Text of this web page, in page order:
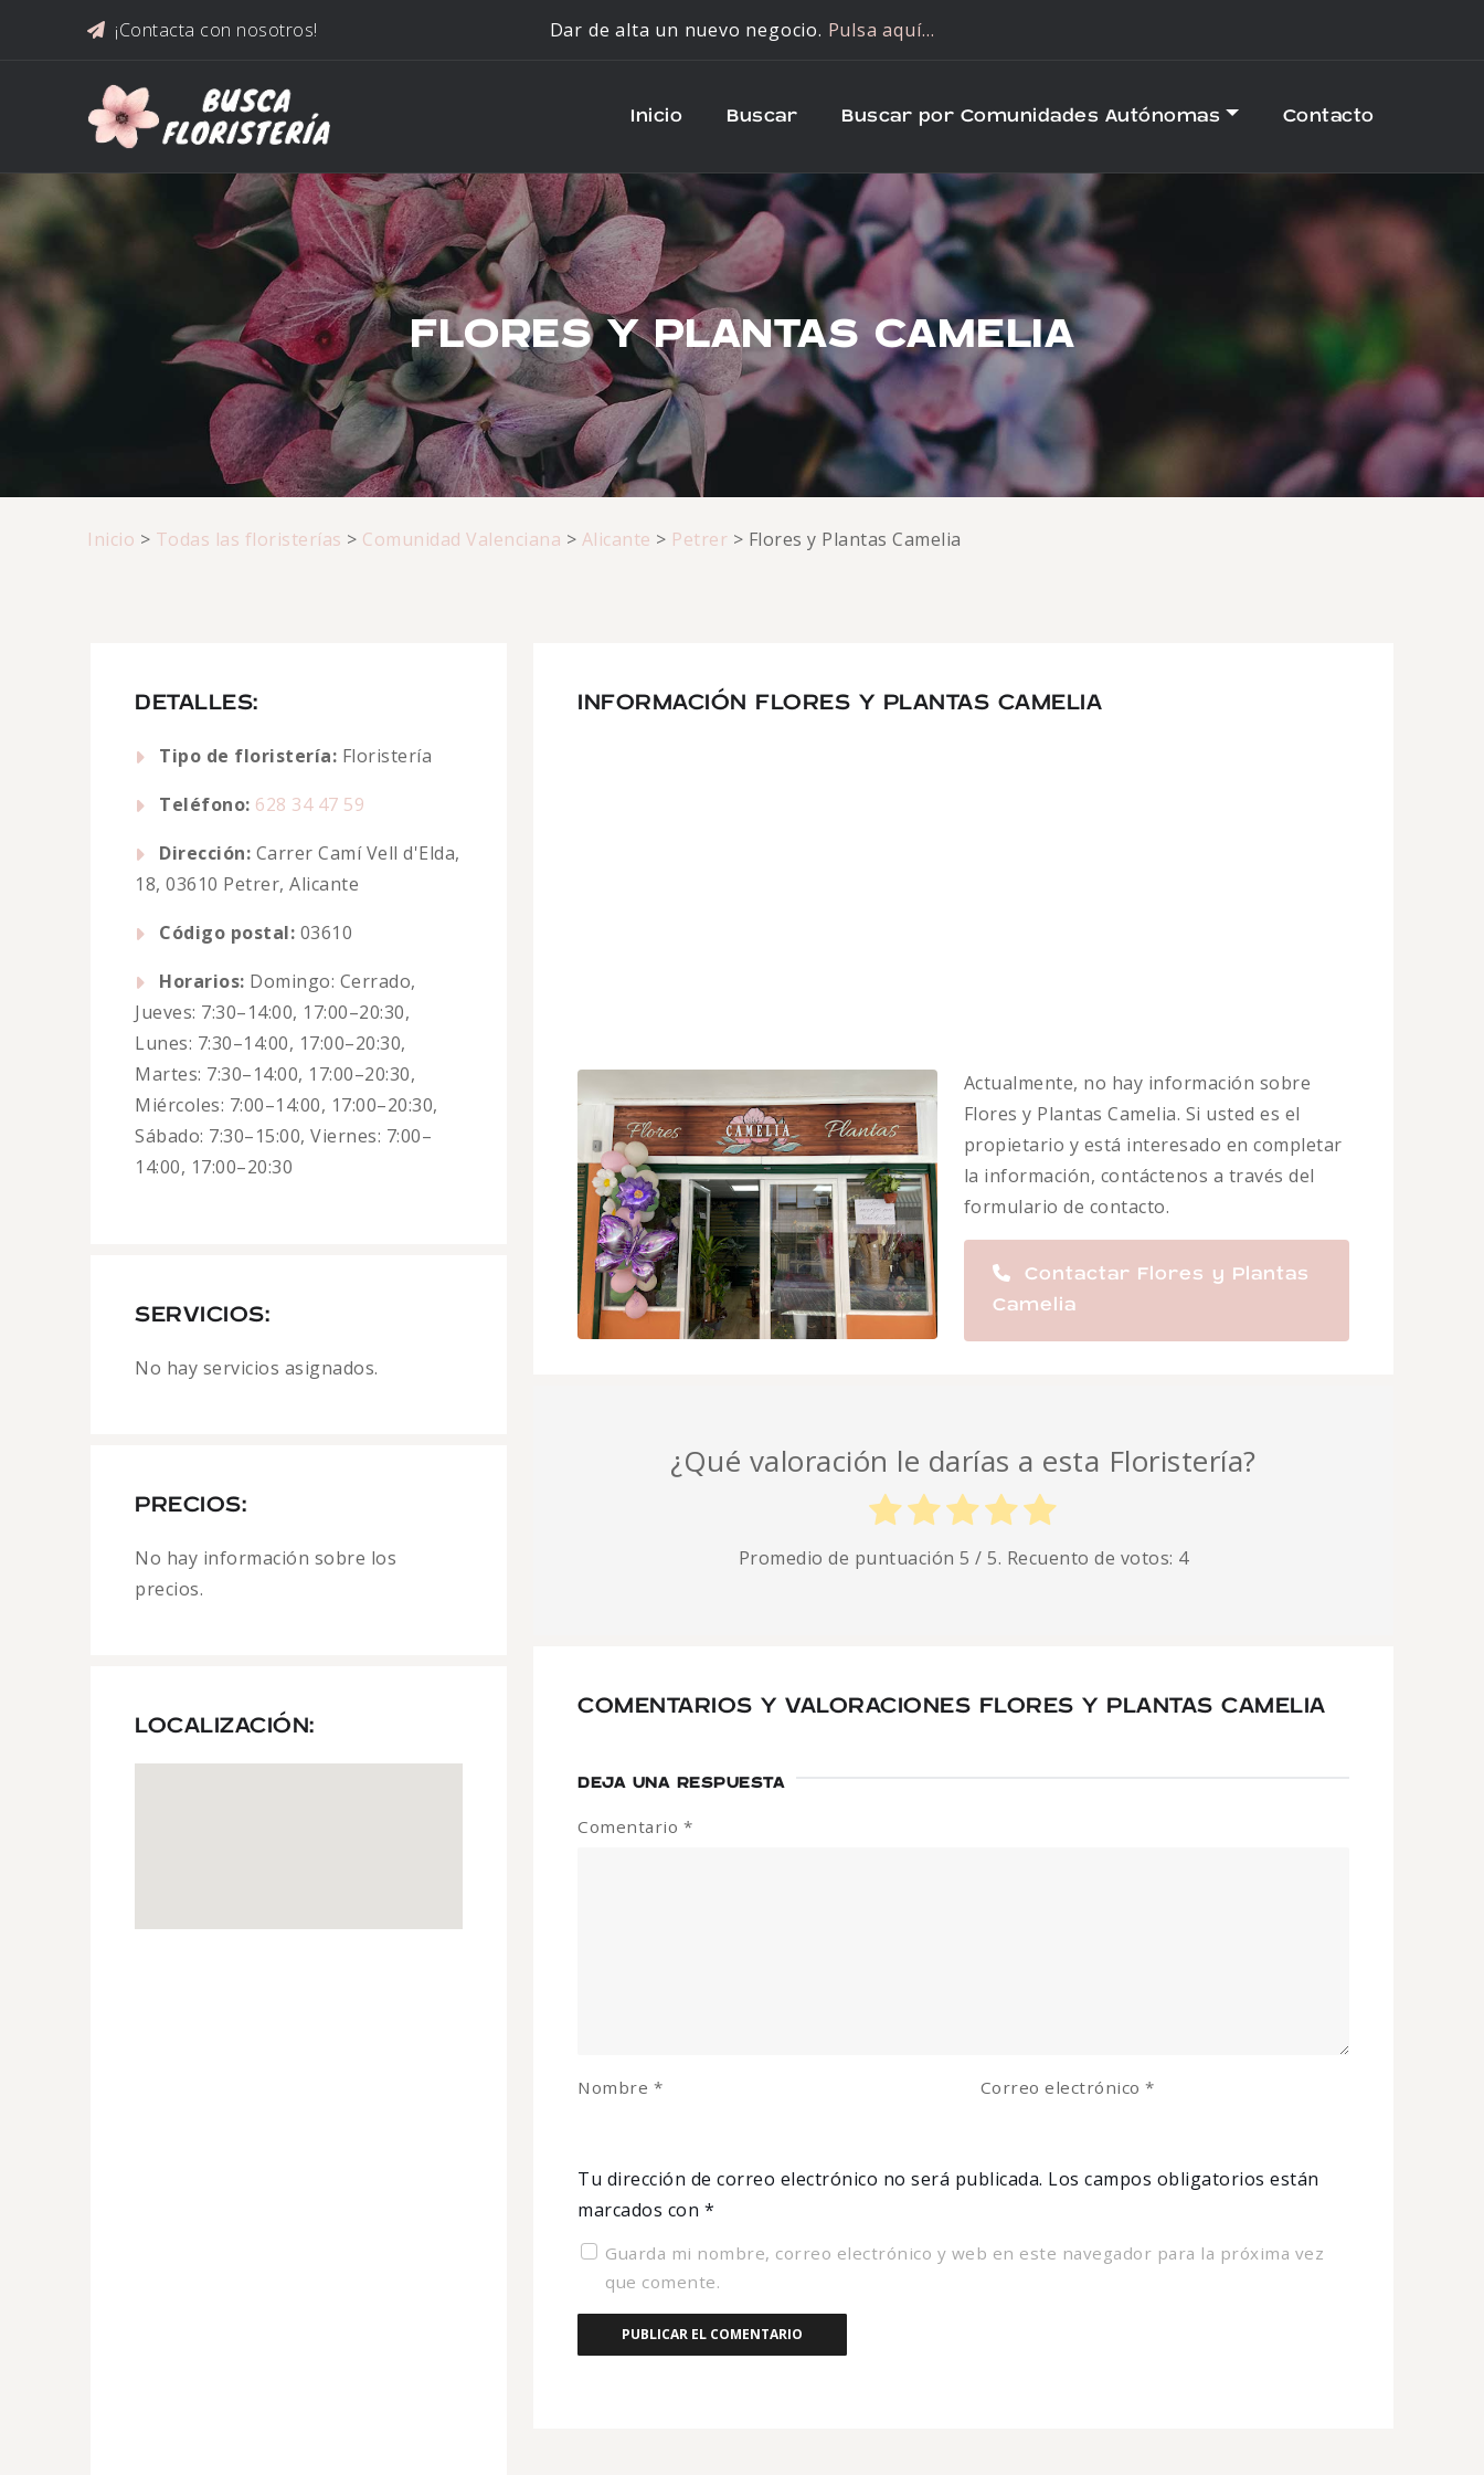
¡Contacta con nosotros! Dar de alta un nuevo negocio. Pulsa aquí…
Inicio Buscar Buscar por Comunidades Autónomas Contacto
FLORES Y PLANTAS CAMELIA
Inicio > Todas las floristerías > Comunidad Valenciana > Alicante > Petrer > Flores y Plantas Camelia
DETALLES:
Tipo de floristería: Floristería
Teléfono: 628 34 47 59
Dirección: Carrer Camí Vell d'Elda,
18, 03610 Petrer, Alicante
Código postal: 03610
Horarios: Domingo: Cerrado,
Jueves: 7:30–14:00, 17:00–20:30,
Lunes: 7:30–14:00, 17:00–20:30,
Martes: 7:30–14:00, 17:00–20:30,
Miércoles: 7:00–14:00, 17:00–20:30,
Sábado: 7:30–15:00, Viernes: 7:00–
14:00, 17:00–20:30
SERVICIOS:
No hay servicios asignados.
PRECIOS:
No hay información sobre los
precios.
LOCALIZACIÓN:
INFORMACIÓN FLORES Y PLANTAS CAMELIA
Actualmente, no hay información sobre
Flores y Plantas Camelia. Si usted es el
propietario y está interesado en completar
la información, contáctenos a través del
formulario de contacto.
Contactar Flores y Plantas
Camelia
¿Qué valoración le darías a esta Floristería?
Promedio de puntuación5 / 5. Recuento de votos: 4
COMENTARIOS Y VALORACIONES FLORES Y PLANTAS CAMELIA
DEJA UNA RESPUESTA
Tu dirección de correo electrónico no será publicada. Los campos obligatorios están
marcados con *
Comentario *
Nombre * Correo electrónico*
Guarda mi nombre, correo electrónico y web en este navegador para la próxima vez
que comente.